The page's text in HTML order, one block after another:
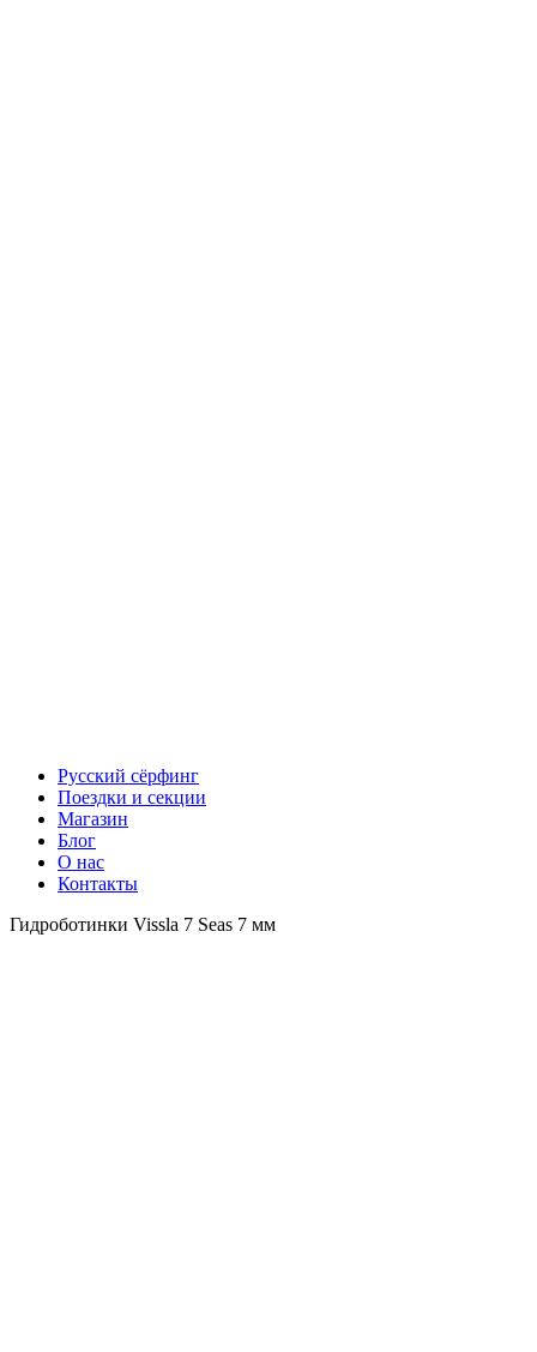
Русский сёрфинг
Поездки и секции
Магазин
Блог
О нас
Контакты
Гидроботинки Vissla 7 Seas 7 мм